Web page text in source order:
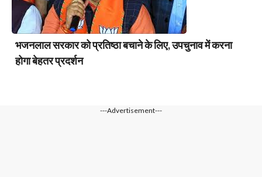
भजनलाल सरकार को प्रतिष्ठा बचाने के लिए, उपचुनाव में करना
होगा बेहतर प्रदर्शन
---Advertisement---